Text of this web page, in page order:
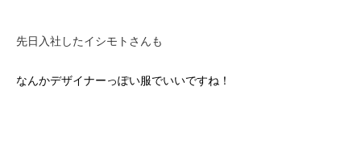
先日入社したイシモトさんも
なんかデザイナーっぽい服でいいですね！